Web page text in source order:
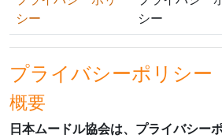
シー
シー
プライバシーポリシー
概要
日本ムードル協会は、プライバシー